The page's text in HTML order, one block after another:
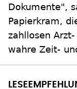
Dokumente",
Papierkram,
zahllosen
wahre Zeit-